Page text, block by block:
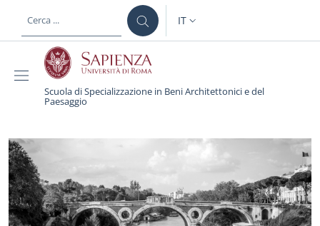
al contenuto principale
SELETTORE LINGUA:
IT
Scuola di Specializzazione in Beni Architettonici e del
Paesaggio
Scuola di
Benvenuti nel sito della